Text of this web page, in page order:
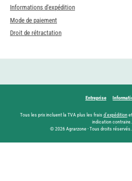
Informations d'expédition
Mode de paiement
Droit de rétractation
Entreprise
Tous les prix incluent la TVA plus les frais d'expéditionet
indication contraire.
© 2026 Agrarzone - Tous droits